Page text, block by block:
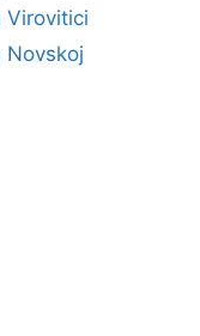
Virovitici
Novskoj